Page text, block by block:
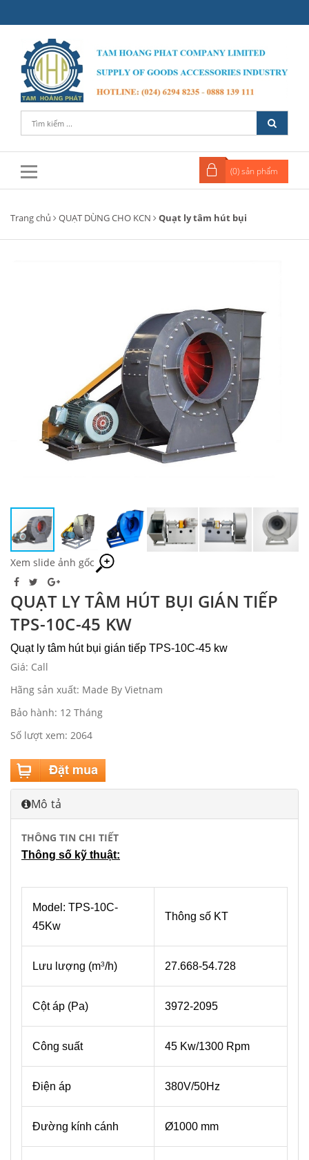
(0) sản phẩm
Trang chủ QUẠT DÙNG CHO KCN Quạt ly tâm hút bụi
Xem slide ảnh gốc
QUẠT LY TÂM HÚT BỤI GIÁN TIẾP
TPS-10C-45 KW
Quạt ly tâm hút bụi gián tiếp TPS-10C-45 kw
Giá: Call
Hãng sản xuất: Made By Vietnam
Bảo hành: 12 Tháng
Số lượt xem: 2064
Mô tả
THÔNG TIN CHI TIẾT
Thông số kỹ thuật:
Model: TPS-10C-
45Kw
Thông số KT
Lưu lượng (m3/h) 27.668-54.728
Cột áp (Pa) 3972-2095
Công suất 45 Kw/1300 Rpm
Điện áp 380V/50Hz
Đường kính cánh Ø1000 mm